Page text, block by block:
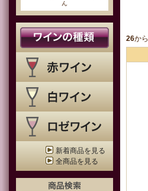
ん
新着商品を見る
全商品を見る
26から